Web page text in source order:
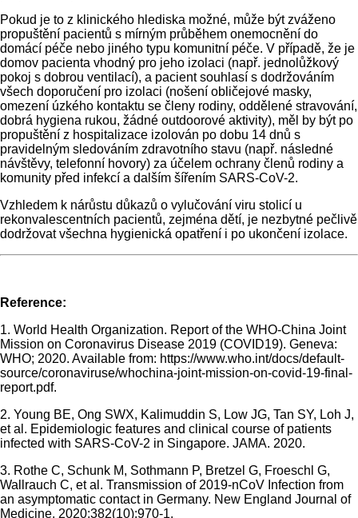
Pokud je to z klinického hlediska možné, může být zváženo
propuštění pacientů s mírným průběhem onemocnění do
domácí péče nebo jiného typu komunitní péče. V případě, že je
domov pacienta vhodný pro jeho izolaci (např. jednolůžkový
pokoj s dobrou ventilací), a pacient souhlasí s dodržováním
všech doporučení pro izolaci (nošení obličejové masky,
omezení úzkého kontaktu se členy rodiny, oddělené stravování,
dobrá hygiena rukou, žádné outdoorové aktivity), měl by být po
propuštění z hospitalizace izolován po dobu 14 dnů s
pravidelným sledováním zdravotního stavu (např. následné
návštěvy, telefonní hovory) za účelem ochrany členů rodiny a
komunity před infekcí a dalším šířením SARS-CoV-2.
Vzhledem k nárůstu důkazů o vylučování viru stolicí u
rekonvalescentních pacientů, zejména dětí, je nezbytné pečlivě
dodržovat všechna hygienická opatření i po ukončení izolace.
Reference:
1. World Health Organization. Report of the WHO-China Joint
Mission on Coronavirus Disease 2019 (COVID19). Geneva:
WHO; 2020. Available from: https://www.who.int/docs/default-
source/coronaviruse/whochina-joint-mission-on-covid-19-final-
report.pdf.
2. Young BE, Ong SWX, Kalimuddin S, Low JG, Tan SY, Loh J,
et al. Epidemiologic features and clinical course of patients
infected with SARS-CoV-2 in Singapore. JAMA. 2020.
3. Rothe C, Schunk M, Sothmann P, Bretzel G, Froeschl G,
Wallrauch C, et al. Transmission of 2019-nCoV Infection from
an asymptomatic contact in Germany. New England Journal of
Medicine. 2020;382(10):970-1.